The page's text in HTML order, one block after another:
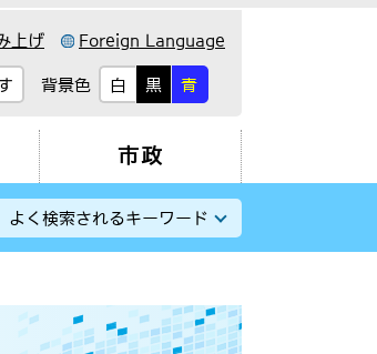
上げ Foreign Language
背景色 白 黒 青
市政
よく検索されるキーワード